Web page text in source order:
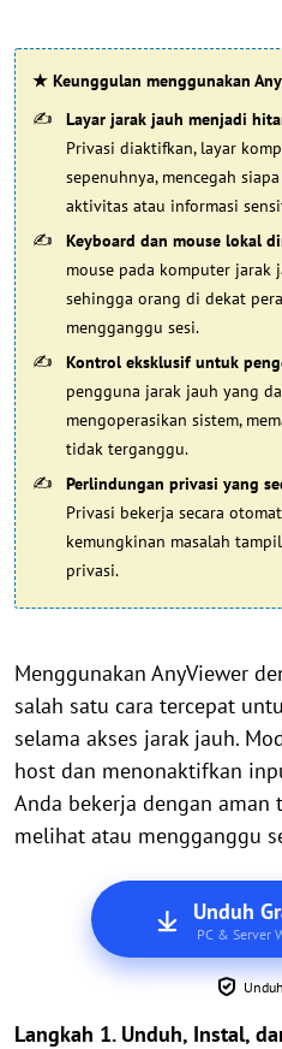
★ Keunggulan menggunakan
Layar jarak jauh menjadi
Privasi diaktifkan, layar
sepenuhnya, mencegah
aktivitas atau informasi
Keyboard dan mouse lokal
mouse pada komputer jarak
sehingga orang di dekat
mengganggu sesi.
Kontrol eksklusif untuk
pengguna jarak jauh yang
mengoperasikan sistem,
tidak terganggu.
Perlindungan privasi yang
Privasi bekerja secara
kemungkinan masalah
privasi.
Menggunakan AnyViewer
salah satu cara tercepat
selama akses jarak jauh.
host dan menonaktifkan
Anda bekerja dengan
melihat atau mengganggu
Unduh
PC & Server
Langkah 1. Unduh, Instal,